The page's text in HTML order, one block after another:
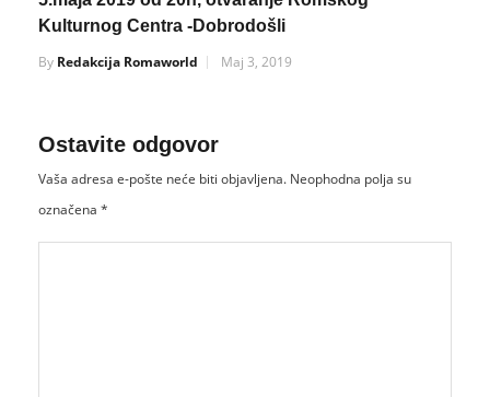
Kulturnog Centra -Dobrodošli
By Redakcija Romaworld Maj 3, 2019
Ostavite odgovor
Vaša adresa e-pošte neće biti objavljena. Neophodna polja su
označena *